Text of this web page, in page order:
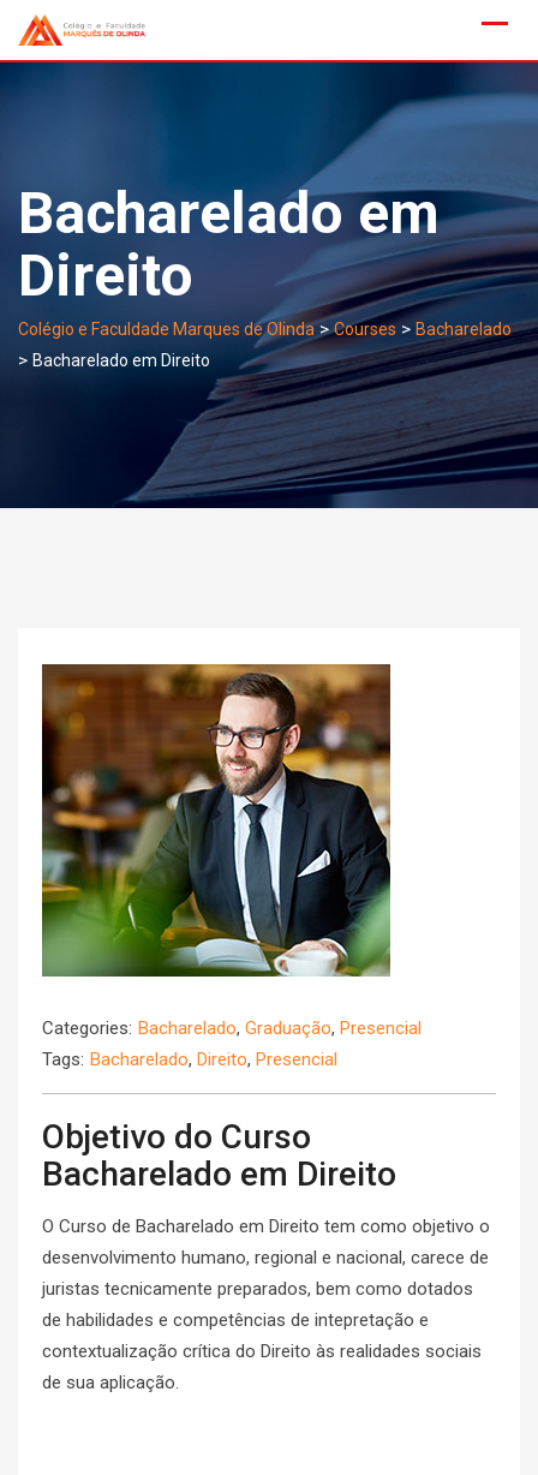
Bacharelado em
Direito
Colégio e Faculdade Marques de Olinda>Courses > Bacharelado
> Bacharelado em Direito
Categories: Bacharelado, Graduação, Presencial
Tags: Bacharelado, Direito, Presencial
Objetivo do Curso
Bacharelado em Direito
O Curso de Bacharelado em Direito tem como objetivo o
desenvolvimento humano, regional e nacional, carece de
juristas tecnicamente preparados, bem como dotados
de habilidades e competências de intepretação e
contextualização crítica do Direito às realidades sociais
de sua aplicação.